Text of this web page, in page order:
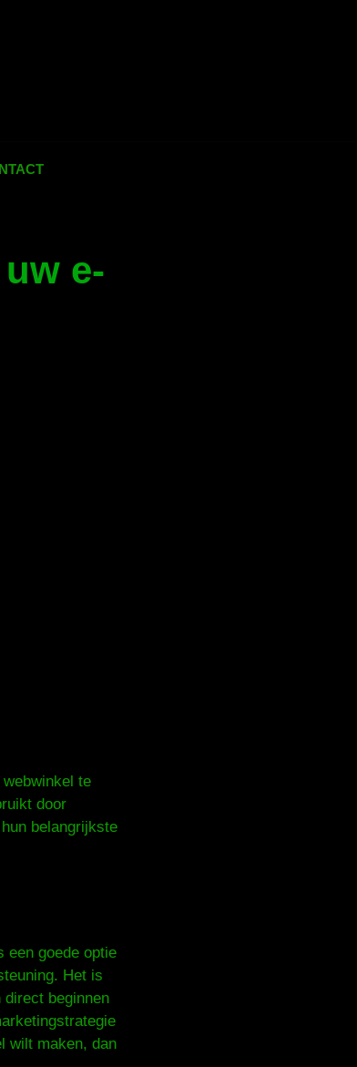
e-
te
door
belangrijkste
een goede optie
Het is
beginnen
wilt maken, dan